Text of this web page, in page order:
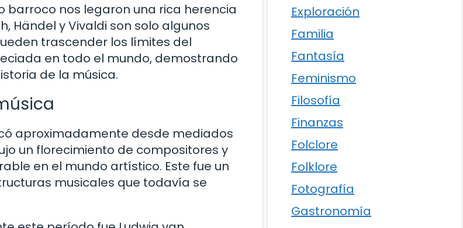
barroco nos legaron una rica herencia
Händel y Vivaldi son solo algunos
trascender los límites del
en todo el mundo, demostrando
de la música.
aproximadamente desde mediados
un florecimiento de compositores y
en el mundo artístico. Este fue un
musicales que todavía se
Exploración
Familia
Fantasía
Feminismo
Filosofía
Finanzas
Folclore
Folklore
Fotografía
Gastronomía